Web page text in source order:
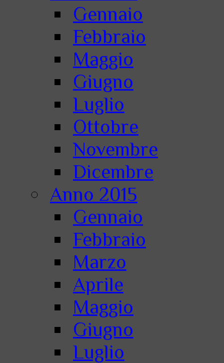
Gennaio
Febbraio
Maggio
Giugno
Luglio
Ottobre
Novembre
Dicembre
Anno 2015
Gennaio
Febbraio
Marzo
Aprile
Maggio
Giugno
Luglio